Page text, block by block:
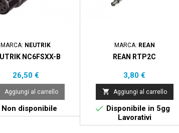
MARCA: NEUTRIK
NC6FSXX-B
Prezzo
26,50 €
Aggiungi al carrello
Non disponibile
MARCA: REAN
REAN RTP2C
Prezzo
3,80 €
 Aggiungi al carrello
 Disponibile in 5gg
Lavorativi